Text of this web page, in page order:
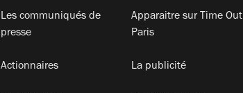
Les communiqués de
presse
Actionnaires
Apparaitre sur Time Out
Paris
La publicité